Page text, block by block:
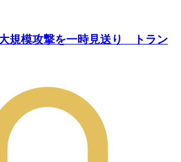
規模攻撃を一時見送り トラン